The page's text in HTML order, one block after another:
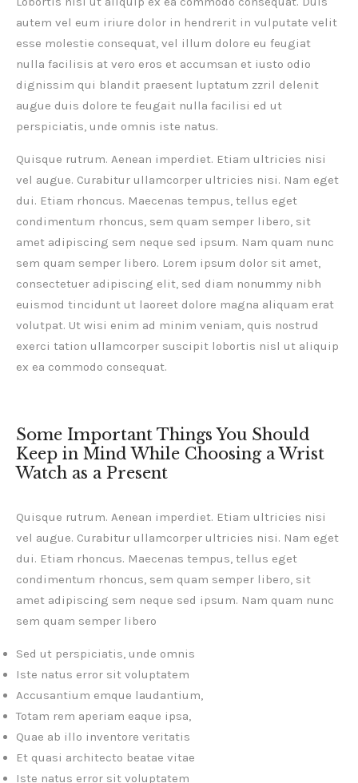
autem vel eum iriure dolor in hendrerit in vulputate velit
esse molestie consequat, vel illum dolore eu feugiat
nulla facilisis at vero eros et accumsan et iusto odio
dignissim qui blandit praesent luptatum zzril delenit
augue duis dolore te feugait nulla facilisi ed ut
perspiciatis, unde omnis iste natus.
Quisque rutrum. Aenean imperdiet. Etiam ultricies nisi
vel augue. Curabitur ullamcorper ultricies nisi. Nam eget
dui. Etiam rhoncus. Maecenas tempus, tellus eget
condimentum rhoncus, sem quam semper libero, sit
amet adipiscing sem neque sed ipsum. Nam quam nunc
sem quam semper libero. Lorem ipsum dolor sit amet,
consectetuer adipiscing elit, sed diam nonummy nibh
euismod tincidunt ut laoreet dolore magna aliquam erat
volutpat. Ut wisi enim ad minim veniam, quis nostrud
exerci tation ullamcorper suscipit lobortis nisl ut aliquip
ex ea commodo consequat.
Some Important Things You Should
Keep in Mind While Choosing a Wrist
Watch as a Present
Quisque rutrum. Aenean imperdiet. Etiam ultricies nisi
vel augue. Curabitur ullamcorper ultricies nisi. Nam eget
dui. Etiam rhoncus. Maecenas tempus, tellus eget
condimentum rhoncus, sem quam semper libero, sit
amet adipiscing sem neque sed ipsum. Nam quam nunc
sem quam semper libero
Sed ut perspiciatis, unde omnis
Iste natus error sit voluptatem
Accusantium emque laudantium,
Totam rem aperiam eaque ipsa,
Quae ab illo inventore veritatis
Et quasi architecto beatae vitae
Iste natus error sit voluptatem